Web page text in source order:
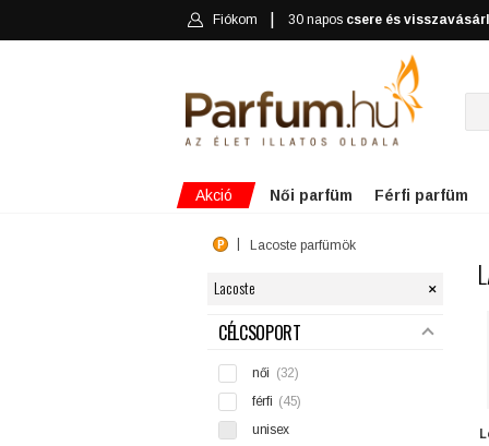
Fiókom 30 napos csere és
Akció Női parfüm Férfi parfüm
Lacoste parfümök
Lacoste ×
SZŰRÉS
CÉLCSOPORT
női (32)
férfi (45)
unisex